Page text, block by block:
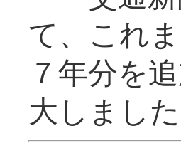
て、これ
７年分を
大し